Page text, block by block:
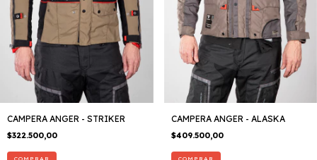
CAMPERA ANGER - STRIKER
$322.500,00
COMPRAR
CAMPERA ANGER - ALASKA
$409.500,00
COMPRAR